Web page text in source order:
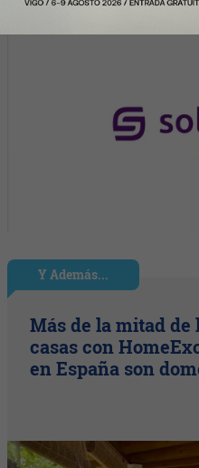
Y Además...
Más de la mitad
casas con
en España son